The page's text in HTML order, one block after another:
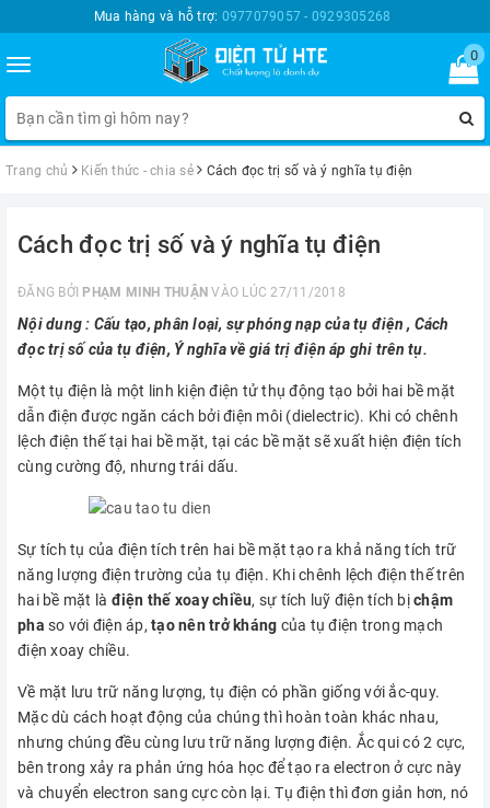
Mua hàng và hỗ trợ: 0977079057 - 0929305268
Toggle
navigation
0
Trang chủ Kiến thức - chia sẻ Cách đọc trị số và ý nghĩa tụ điện
Cách đọc trị số và ý nghĩa tụ điện
ĐĂNG BỞI PHẠM MINH THUẬN VÀO LÚC 27/11/2018
Nội dung : Cấu tạo, phân loại, sự phóng nạp của tụ điện , Cách
đọc trị số của tụ điện, Ý nghĩa về giá trị điện áp ghi trên tụ.
Một tụ điện là một linh kiện điện tử thụ động tạo bởi hai bề mặt
dẫn điện được ngăn cách bởi điện môi (dielectric). Khi có chênh
lệch điện thế tại hai bề mặt, tại các bề mặt sẽ xuất hiện điện tích
cùng cường độ, nhưng trái dấu.
Sự tích tụ của điện tích trên hai bề mặt tạo ra khả năng tích trữ
năng lượng điện trường của tụ điện. Khi chênh lệch điện thế trên
hai bề mặt là điện thế xoay chiều, sự tích luỹ điện tích bịchậm
pha so với điện áp, tạo nên trở kháng của tụ điện trong mạch
điện xoay chiều.
Về mặt lưu trữ năng lượng, tụ điện có phần giống với ắc-quy.
Mặc dù cách hoạt động của chúng thì hoàn toàn khác nhau,
nhưng chúng đều cùng lưu trữ năng lượng điện. Ắc qui có 2 cực,
bên trong xảy ra phản ứng hóa học để tạo ra electron ở cực này
và chuyển electron sang cực còn lại. Tụ điện thì đơn giản hơn, nó